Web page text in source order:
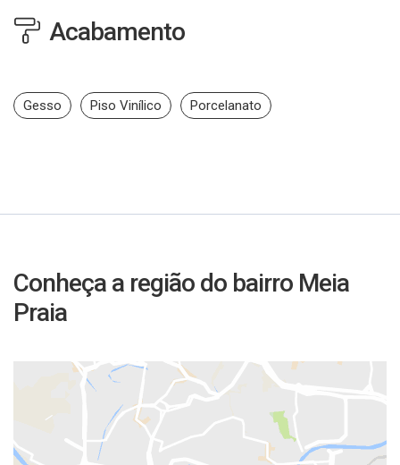
Acabamento
Gesso Piso Vinílico Porcelanato
Conheça a região do bairro Meia
Praia